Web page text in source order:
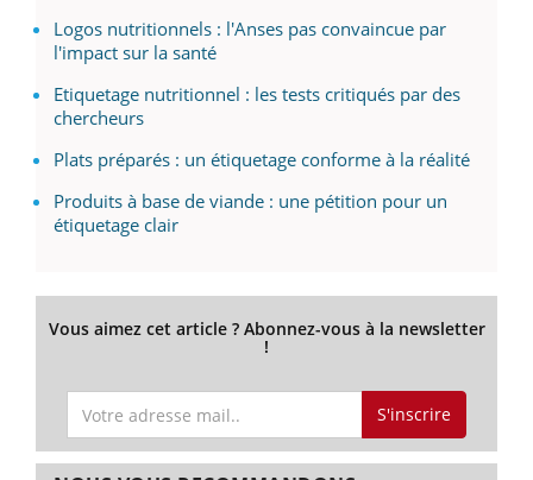
Logos nutritionnels : l'Anses pas convaincue par
l'impact sur la santé
Etiquetage nutritionnel : les tests critiqués par des
chercheurs
Plats préparés : un étiquetage conforme à la réalité
Produits à base de viande : une pétition pour un
étiquetage clair
Vous aimez cet article ? Abonnez-vous à la newsletter
!
S'inscrire